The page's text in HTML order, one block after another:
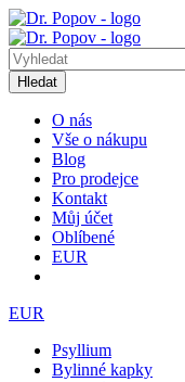
Hledat
O nás
Vše o nákupu
Blog
Pro prodejce
Kontakt
Můj účet
Oblíbené
EUR
EUR
Psyllium
Bylinné kapky